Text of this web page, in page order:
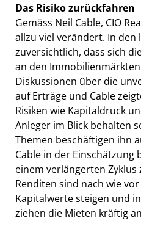
Das Risiko zurückfahren
Gemäss Neil Cable, CIO
allzu viel verändert. In den
zuversichtlich, dass sich
an den
Diskussionen über die
auf Erträge und Cable
Risiken wie Kapitaldruck
Anleger im Blick behalten
Themen beschäftigen ihn
Cable in der Einschätzung
einem verlängerten Zyklus
Renditen sind nach wie
Kapitalwerte steigen und
ziehen die Mieten kräftig